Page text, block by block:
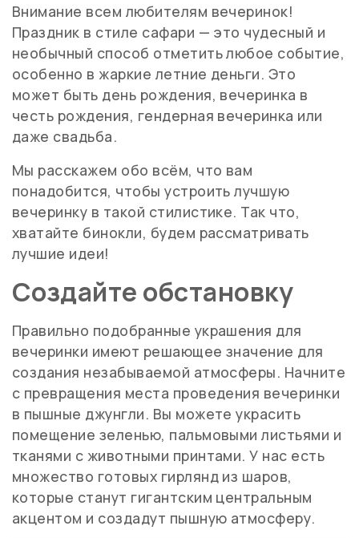
Внимание всем любителям вечеринок!
Праздник в стиле сафари — это чудесный и
необычный способ отметить любое событие,
особенно в жаркие летние деньги. Это
может быть день рождения, вечеринка в
честь рождения, гендерная вечеринка или
даже свадьба.
Мы расскажем обо всём, что вам
понадобится, чтобы устроить лучшую
вечеринку в такой стилистике. Так что,
хватайте бинокли, будем рассматривать
лучшие идеи!
Создайте обстановку
Правильно подобранные украшения для
вечеринки имеют решающее значение для
создания незабываемой атмосферы. Начните
с превращения места проведения вечеринки
в пышные джунгли. Вы можете украсить
помещение зеленью, пальмовыми листьями и
тканями с животными принтами. У нас есть
множество готовых гирлянд из шаров,
которые станут гигантским центральным
акцентом и создадут пышную атмосферу.